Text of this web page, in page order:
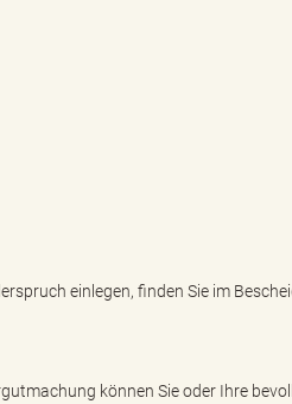
einlegen, finden Sie im
können Sie oder Ihre